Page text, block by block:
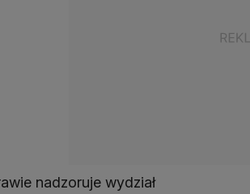
nadzoruje wydział